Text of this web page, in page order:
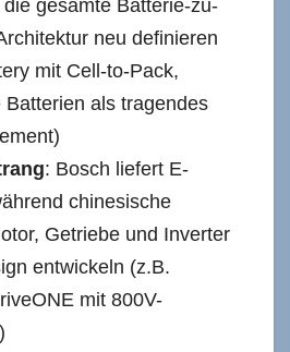
die gesamte Batterie-zu-
neu definieren
mit Cell-to-Pack,
Batterien als tragendes
: Bosch liefert E-
chinesische
Getriebe und Inverter
entwickeln (z.B.
mit 800V-